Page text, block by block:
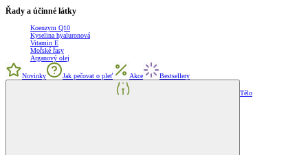
Řady a účinné látky
Koenzym Q10
Kyselina hyaluronová
Vitamin E
Mořské řasy
Arganový olej
Novinky Jak pečovat o pleť Akce Bestsellery
Tělo